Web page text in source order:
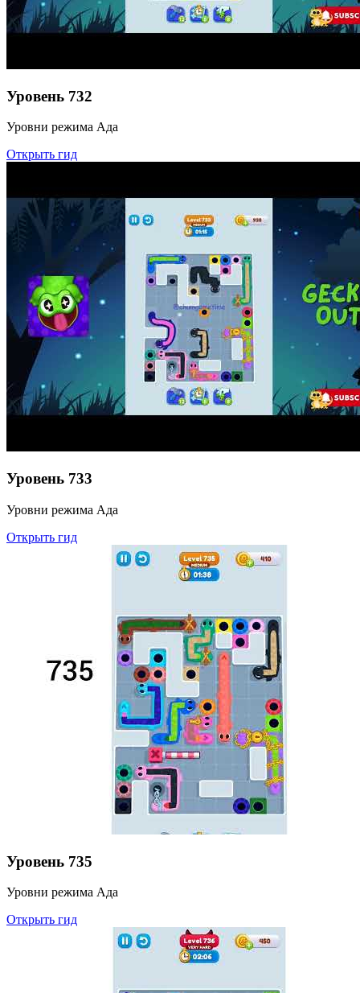
Уровень 732
Уровни режима Ада
Открыть гид
Уровень 733
Уровни режима Ада
Открыть гид
Уровень 735
Уровни режима Ада
Открыть гид